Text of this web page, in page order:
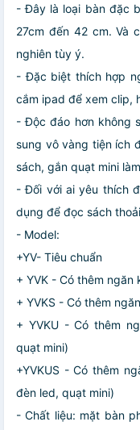
- Đây là loại bàn đặc
27cm đến 42 cm. Và
nghiên tùy ý.
- Đặc biệt thích hợp
cắm ipad để xem clip,
- Độc đáo hơn không
sung vô vàng tiện ích
sách, gắn quạt mini
- Đối với ai yêu thích
dụng để đọc sách
- Model:
+YV- Tiêu chuẩn
+ YVK - Có thêm ngăn
+ YVKS - Có thêm
+ YVKU - Có thêm
quạt mini)
+YVKUS - Có thêm
đèn led, quạt mini)
- Chất liệu: mặt bàn